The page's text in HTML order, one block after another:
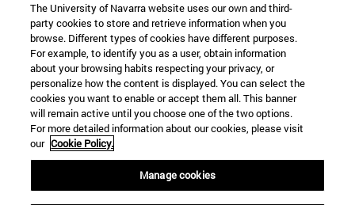
The University of Navarra website uses our own and third-
party cookies to store and retrieve information when you
browse. Different types of cookies have different purposes.
For example, to identify you as a user, obtain information
about your browsing habits respecting your privacy, or
personalize how the content is displayed. You can select the
cookies you want to enable or accept them all. This banner
will remain active until you choose one of the two options.
For more detailed information about our cookies, please visit
our Cookie Policy.
Manage cookies